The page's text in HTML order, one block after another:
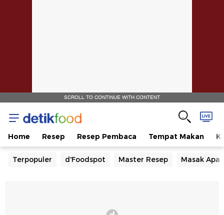
SCROLL TO CONTINUE WITH CONTENT
Home Resep Resep Pembaca Tempat Makan
Terpopuler d'Foodspot Master Resep Masak Apa